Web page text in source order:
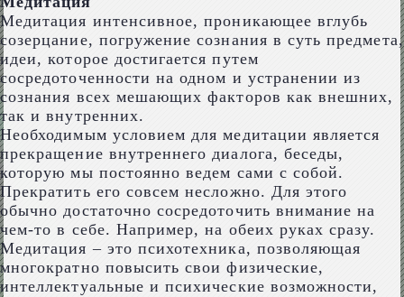
Медитация интенсивное, проникающее вглубь
созерцание, погружение сознания в суть предмета,
идеи, которое достигается путем
сосредоточенности на одном и устранении из
сознания всех мешающих факторов как внешних,
так и внутренних.
Необходимым условием для медитации является
прекращение внутреннего диалога, беседы,
которую мы постоянно ведем сами с собой.
Прекратить его совсем несложно. Для этого
обычно достаточно сосредоточить внимание на
чем-то в себе. Например, на обеих руках сразу.
Медитация – это психотехника, позволяющая
многократно повысить свои физические,
интеллектуальные и психические возможности,